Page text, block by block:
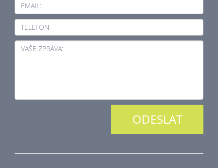
EMAIL:
TELEFON:
VAŠE ZPRÁVA: